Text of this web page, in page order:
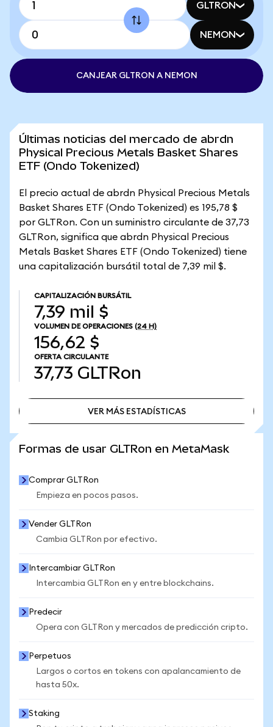
GLTRON
NEMON
CANJEAR GLTRON A NEMON
Últimas noticias del mercado de abrdn
Physical Precious Metals Basket Shares
ETF (Ondo Tokenized)
El precio actual de abrdn Physical Precious Metals
Basket Shares ETF (Ondo Tokenized) es 195,78 $
por GLTRon. Con un suministro circulante de 37,73
GLTRon, significa que abrdn Physical Precious
Metals Basket Shares ETF (Ondo Tokenized) tiene
una capitalización bursátil total de 7,39 mil $.
CAPITALIZACIÓN BURSÁTIL
7,39 mil $
VOLUMEN DE OPERACIONES (24 H)
156,62 $
OFERTA CIRCULANTE
37,73 GLTRon
VER MÁS ESTADÍSTICAS
Formas de usar GLTRon en MetaMask
Comprar GLTRon
Empieza en pocos pasos.
Vender GLTRon
Cambia GLTRon por efectivo.
Intercambiar GLTRon
Intercambia GLTRon en y entre blockchains.
Predecir
Opera con GLTRon y mercados de predicción cripto.
Perpetuos
Largos o cortos en tokens con apalancamiento de
hasta 50x.
Staking